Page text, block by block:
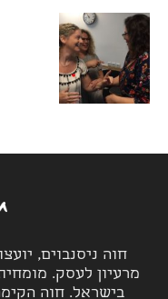
חוה ניסנבוים,
מרעיון לעסק.